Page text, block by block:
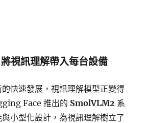
視訊理解帶入每台設備
快速發展，視訊理解模型正變得
Face 推出的 SmolVLM2 系
小型化設計，為視訊理解樹立了